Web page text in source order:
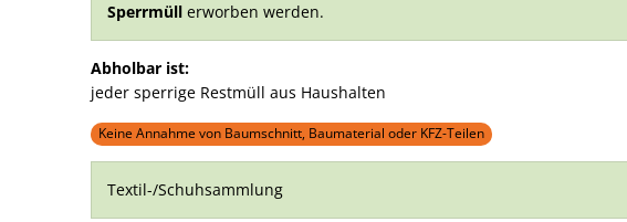
Sperrmüll erworben werden.
Abholbar ist:
jeder sperrige Restmüll aus Haushalten
Keine Annahme von Baumschnitt, Baumaterial oder KFZ-Teilen
Textil-/Schuhsammlung